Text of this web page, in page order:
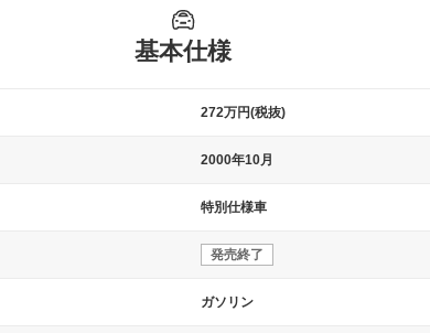
基本仕様
272万円(税抜)
2000年10月
特別仕様車
発売終了
ガソリン